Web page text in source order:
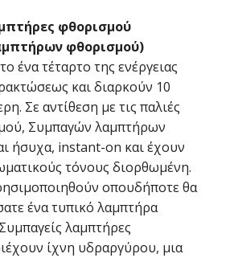
φθορισμού
φθορισμού)
ένα τέταρτο της ενέργειας
και διαρκούν 10
Σε αντίθεση με τις παλιές
Συμπαγών λαμπτήρων
ήσυχα, instant-on και έχουν
τόνους διορθωμένη.
οπουδήποτε θα
ένα τυπικό λαμπτήρα
λαμπτήρες
ίχνη υδραργύρου, μια